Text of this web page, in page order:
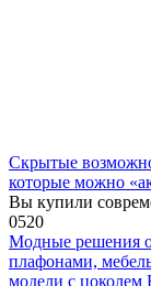
Скрытые
которые можно
Вы купили
0520
Модные решения
плафонами,
модели с цоколем